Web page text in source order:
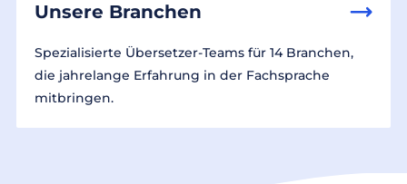
Unsere Branchen
Spezialisierte Übersetzer-Teams für 14 Branchen,
die jahrelange Erfahrung in der Fachsprache
mitbringen.